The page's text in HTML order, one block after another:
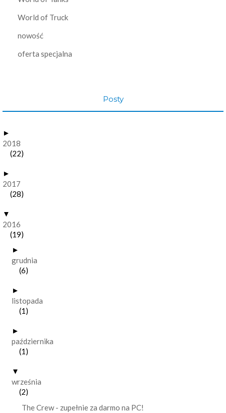
World of Truck
nowość
oferta specjalna
Posty
►
2018
(22)
►
2017
(28)
▼
2016
(19)
►
grudnia
(6)
►
listopada
(1)
►
października
(1)
▼
września
(2)
The Crew - zupełnie za darmo na PC!